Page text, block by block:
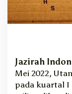
Jazirah
Mei 2022,
pada kuartal I